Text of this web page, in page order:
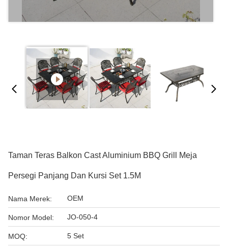
Taman Teras Balkon Cast Aluminium BBQ Grill Meja
Persegi Panjang Dan Kursi Set 1.5M
Nama Merek: OEM
Nomor Model: JO-050-4
MOQ: 5 Set